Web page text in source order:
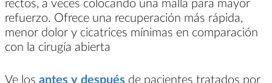
refuerzo. Ofrece una recuperación más rápida,
menor dolor y cicatrices mínimas en comparación
con la cirugía abierta
Ve los antes y después de pacientes tratados por